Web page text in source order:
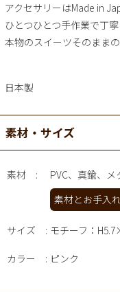
アクセサリーはMade in
ひとつひとつ手作業で丁
本物のスイーツそのまま
日本製
素材・サイズ
素材
PVC、真鍮、メ
素材とお手入
サイズ モチーフ：
カラー ピンク